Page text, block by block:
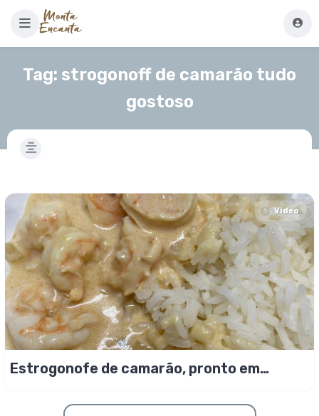
Tag: strogonoff de camarão tudo
gostoso
Video
Estrogonofe de camarão, pronto em